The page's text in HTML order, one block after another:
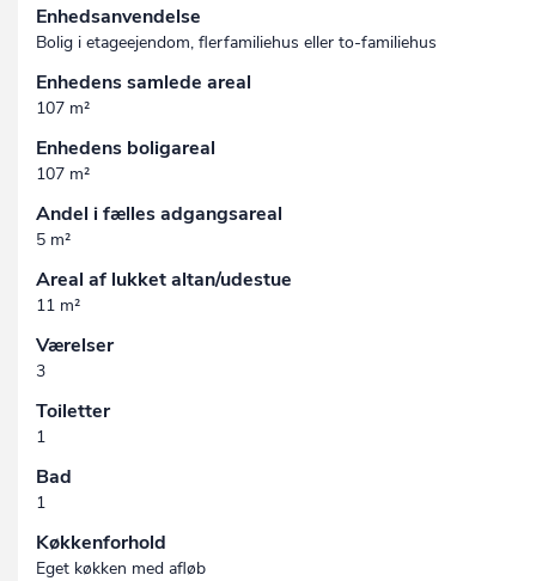
Enhedsanvendelse
Bolig i etageejendom, flerfamiliehus eller to-familiehus
Enhedens samlede areal
107 m²
Enhedens boligareal
107 m²
Andel i fælles adgangsareal
5 m²
Areal af lukket altan/udestue
11 m²
Værelser
3
Toiletter
1
Bad
1
Køkkenforhold
Eget køkken med afløb